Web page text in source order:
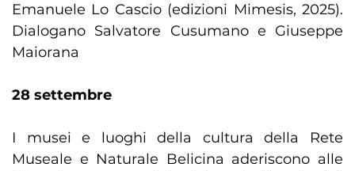
Emanuele Lo Cascio (edizioni Mimesis, 2025).
Dialogano Salvatore Cusumano e Giuseppe
Maiorana
28 settembre
I musei e luoghi della cultura della Rete
Museale e Naturale Belicina aderiscono alle